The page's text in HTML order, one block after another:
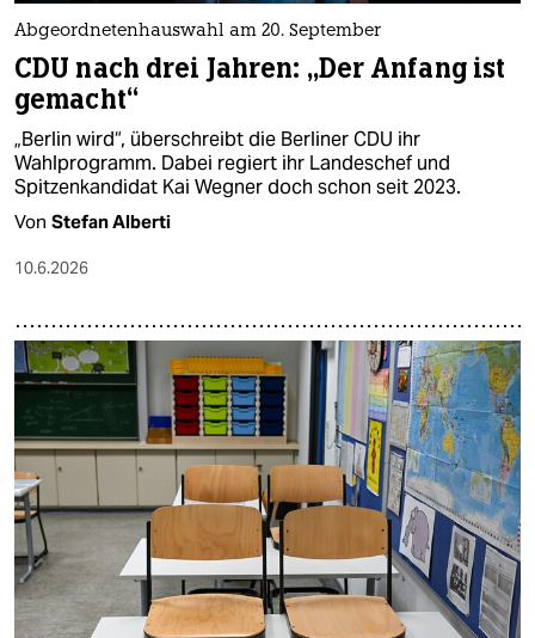
Abgeordnetenhauswahl am 20. September
CDU nach drei Jahren: „Der Anfang ist
gemacht“
„Berlin wird“, überschreibt die Berliner CDU ihr
Wahlprogramm. Dabei regiert ihr Landeschef und
Spitzenkandidat Kai Wegner doch schon seit 2023.
Von Stefan Alberti
10.6.2026